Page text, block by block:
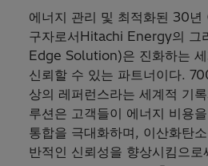
에너지 관리 및 최적화된 30년
구자로서Hitachi Energy의 그
Edge Solution)은 진화하는
신뢰할 수 있는 파트너이다.
상의 레퍼런스라는 세계적 기
루션은 고객들이 에너지 비용
통합을 극대화하며, 이산화탄
반적인 신뢰성을 향상시킴으